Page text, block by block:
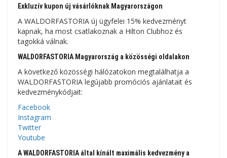
Exkluzív kupon új vásárlóknak Magyarországon
A WALDORFASTORIA új ügyfelei 15% kedvezményt
kapnak, ha most csatlakoznak a Hilton Clubhoz és
tagokká válnak.
WALDORFASTORIA Magyarország a közösségi oldalakon
A következő közösségi hálózatokon megtalálhatja a
WALDORFASTORIA legújabb promóciós ajánlatait és
kedvezménykódjait:
Facebook
Instagram
Twitter
Youtube
A WALDORFASTORIA által kínált maximális kedvezmény a